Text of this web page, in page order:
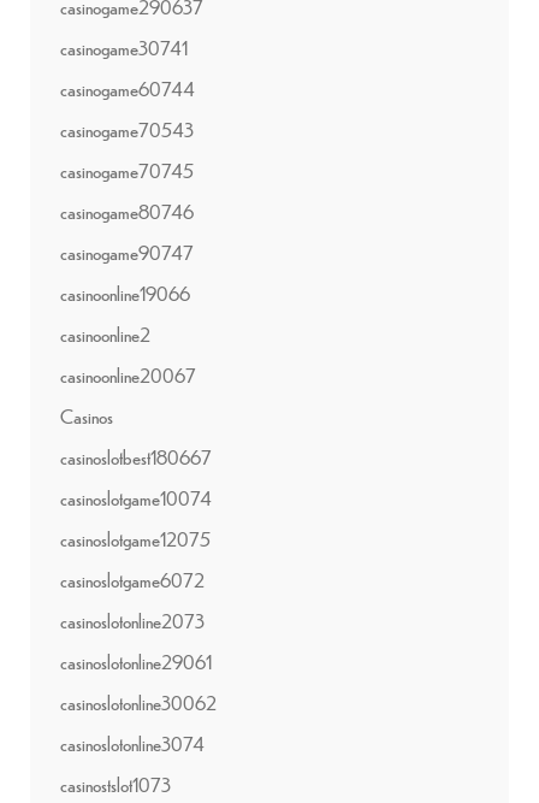
casinogame290637
casinogame30741
casinogame60744
casinogame70543
casinogame70745
casinogame80746
casinogame90747
casinoonline19066
casinoonline2
casinoonline20067
Casinos
casinoslotbest180667
casinoslotgame10074
casinoslotgame12075
casinoslotgame6072
casinoslotonline2073
casinoslotonline29061
casinoslotonline30062
casinoslotonline3074
casinostslot1073